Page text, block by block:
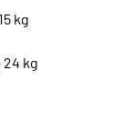
kg
24 kg